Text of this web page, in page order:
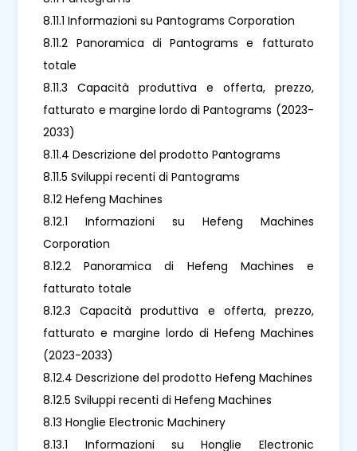
8.11.1 Informazioni su Pantograms Corporation
8.11.2 Panoramica di Pantograms e fatturato
totale
8.11.3 Capacità produttiva e offerta, prezzo,
fatturato e margine lordo di Pantograms (2023-
2033)
8.11.4 Descrizione del prodotto Pantograms
8.11.5 Sviluppi recenti di Pantograms
8.12 Hefeng Machines
8.12.1 Informazioni su Hefeng Machines
Corporation
8.12.2 Panoramica di Hefeng Machines e
fatturato totale
8.12.3 Capacità produttiva e offerta, prezzo,
fatturato e margine lordo di Hefeng Machines
(2023-2033)
8.12.4 Descrizione del prodotto Hefeng Machines
8.12.5 Sviluppi recenti di Hefeng Machines
8.13 Honglie Electronic Machinery
8.13.1 Informazioni su Honglie Electronic